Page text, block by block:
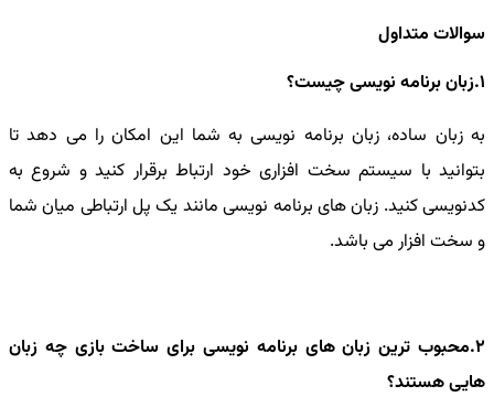
سوالات متداول
1.زبان برنامه نویسی چیست؟
به زبان ساده، زبان برنامه نویسی به شما این امکان را می دهد تا
بتوانید با سیستم سخت افزاری خود ارتباط برقرار کنید و شروع به
کدنویسی کنید. زبان های برنامه نویسی مانند یک پل ارتباطی میان شما
و سخت افزار می باشد.
2.محبوب ترین زبان های برنامه نویسی برای ساخت بازی چه زبان
هایی هستند؟